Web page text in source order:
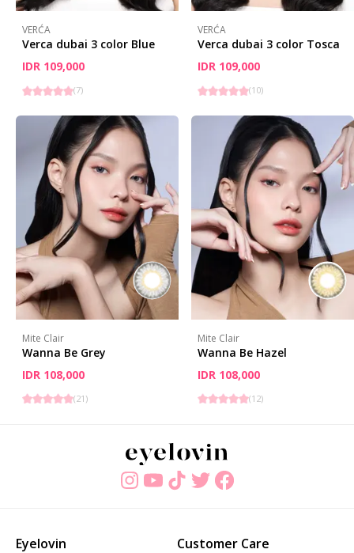
VERĆA
Verca dubai 3 color Blue
IDR 109,000
(7)
VERĆA
Verca dubai 3 color Tosca
IDR 109,000
(10)
Mite Clair
Wanna Be Grey
IDR 108,000
( 21 )
Mite Clair
Wanna Be Hazel
IDR 108,000
(12)
Eyelovin Customer Care